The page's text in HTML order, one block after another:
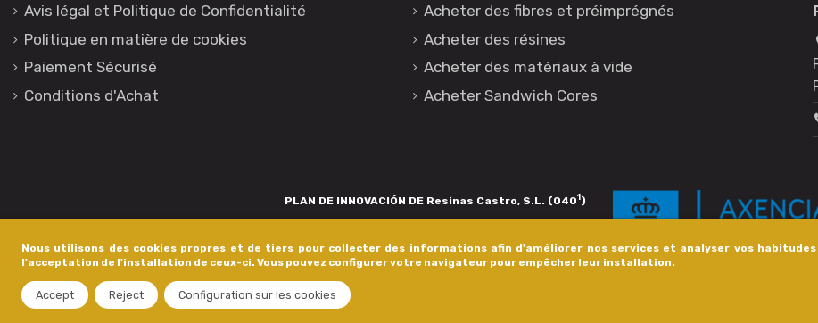
Nous utilisons des cookies propres et de tiers pour collecter des informations afin d'améliorer nos services et analyser vos
l'acceptation de l'installation de ceux-ci. Vous pouvez configurer votre navigateur pour empêcher leur installation.
Accept Reject Configuration sur les cookies
Avis légal et Politique de Confidentialité
Politique en matière de cookies
Paiement Sécurisé
Conditions d'Achat
Acheter des fibres et préimprégnés
Acheter des résines
Acheter des matériaux à vide
Acheter Sandwich Cores
PLAN DE INNOVACIÓN DE Resinas Castro, S.L. (0401 )
está financiada pola Xunta de Galicia, a través de axudas concedidas pola Axencia Galega de Innovación,
dentro do programa de axudas a empresa. InnovaPeme 2023.